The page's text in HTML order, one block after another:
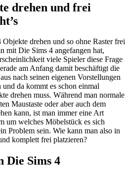
drehen und frei
drehen und so ohne Raster frei
mit Die Sims 4 angefangen hat,
viele Spieler diese Frage
am Anfang damit beschäftigt die
nach seinen eigenen Vorstellungen
und da kommt es schon einmal
drehen muss. Während man normale
Maustaste oder aber auch dem
kann, ist man immer eine Art
um welches Möbelstück es sich
Problem sein. Wie kann man also in
komplett frei platzieren?
Die Sims 4